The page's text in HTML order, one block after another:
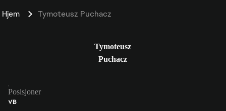
Hjem Tymoteusz Puchacz
Tymoteusz
Puchacz
Posisjoner
VB